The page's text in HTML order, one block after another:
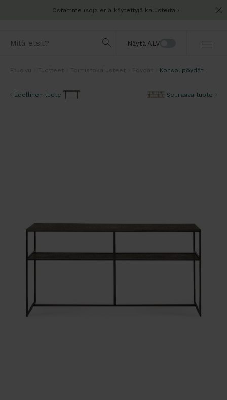
Ostamme isoja eriä käytettyjä kalusteita
Näytä ALV
Konsolipöydät
Edellinen tuote Seuraava tuote